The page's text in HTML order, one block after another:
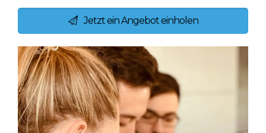
Jetzt ein Angebot einholen